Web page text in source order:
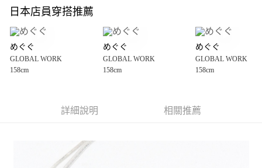
全盈+PAY
大哥付你分期
【大哥付你分期使用說明】
1.本服務由台灣大哥大提供，台灣大哥大用戶可立即使用無須另外申請。
2.付款方式選擇「大哥付你分期」，訂單成立後會自動跳轉到大哥付的交易
3.實際核准額度、可分期數及費用金額請依後續交易確認頁面所載為準。
4.訂單成立30分鐘內，如未前往確認交易或遇審核未通過，訂單將自動取
1.分期款項不併入電信帳單，「大哥付你分期」於每月結算日後寄送繳費提
AFTEE先享後付
３．安心：先確認商品／服務後，再付款。
【「AFTEE先享後付」結帳流程】
每筆NT$80，滿NT$888(含以上)免運費
付款後 全家取貨
日本店員穿搭推薦
めぐぐ
GLOBAL WORK
158cm
めぐぐ
GLOBAL WORK
158cm
めぐぐ
GLOBAL WORK
158cm
詳細說明 相關推薦